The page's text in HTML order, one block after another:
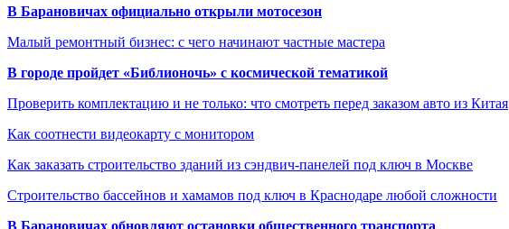
В Барановичах официально открыли мотосезон
Малый ремонтный бизнес: с чего начинают частные мастера
В городе пройдет «Библионочь» с космической тематикой
Проверить комплектацию и не только: что смотреть перед заказом авто из Китая
Как соотнести видеокарту с монитором
Как заказать строительство зданий из сэндвич-панелей под ключ в Москве
Строительство бассейнов и хамамов под ключ в Краснодаре любой сложности
В Барановичах обновляют остановки общественного транспорта